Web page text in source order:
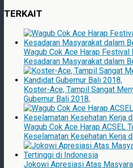
TERKAIT
Wagub Cok Ace Harap
Kesadaran Masyarakat dalam
Koster-Ace, Tampil Sangat
Gubernur Bali 2018,
Wagub Cok Ace Harap ACSEL
Keselamatan Kesehatan Kerja
Jokowi Apresiasi Atas